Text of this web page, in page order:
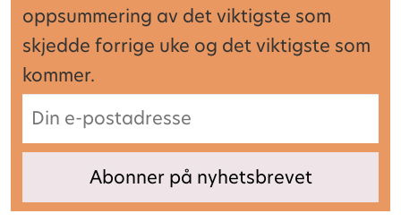
oppsummering av det viktigste som
skjedde forrige uke og det viktigste som
kommer.